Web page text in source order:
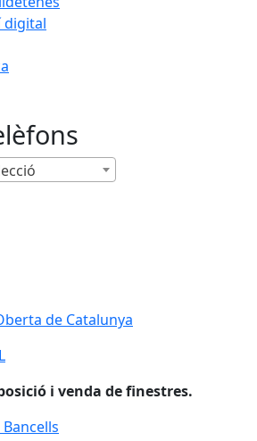
digital
de Catalunya
de Catalunya
i venda de finestres.